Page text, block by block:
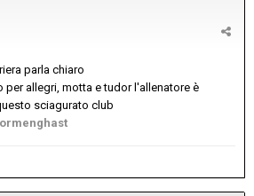
parla chiaro
allegri, motta e tudor l'allenatore è
sciagurato club